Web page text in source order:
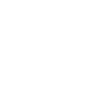
chance~ Bonne chance~ Bonne